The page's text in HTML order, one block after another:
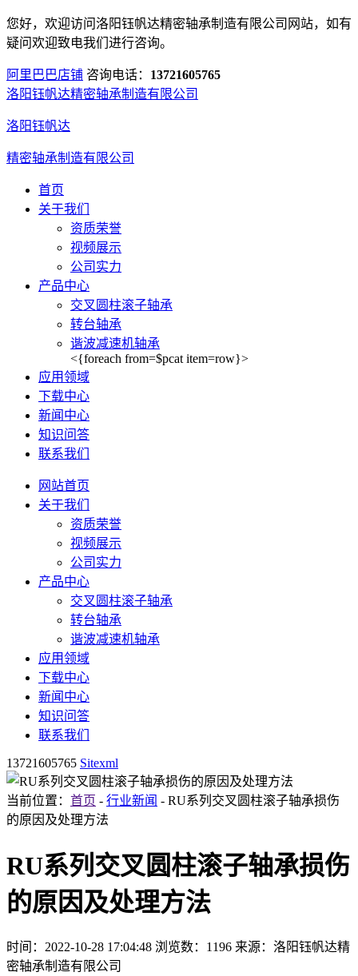
您好，欢迎访问洛阳钰帆达精密轴承制造有限公司网站，如有
疑问欢迎致电我们进行咨询。
阿里巴巴店铺 咨询电话： 13721605765
洛阳钰帆达精密轴承制造有限公司
洛阳钰帆达
精密轴承制造有限公司
首页
关于我们
资质荣誉
视频展示
公司实力
产品中心
交叉圆柱滚子轴承
转台轴承
谐波减速机轴承
<{foreach from=$pcat item=row}>
应用领域
下载中心
新闻中心
知识问答
联系我们
网站首页
关于我们
资质荣誉
视频展示
公司实力
产品中心
交叉圆柱滚子轴承
转台轴承
谐波减速机轴承
应用领域
下载中心
新闻中心
知识问答
联系我们
13721605765 Sitexml
当前位置： 首页 - 行业新闻 - RU系列交叉圆柱滚子轴承损伤
的原因及处理方法
RU系列交叉圆柱滚子轴承损伤
的原因及处理方法
时间：2022-10-28 17:04:48 浏览数：1196 来源：洛阳钰帆达精
密轴承制造有限公司